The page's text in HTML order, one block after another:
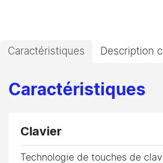
Caractéristiques Description
Caractéristiques
Clavier
Technologie de touches de